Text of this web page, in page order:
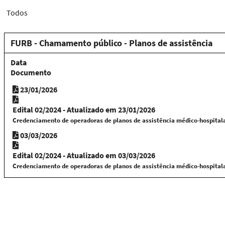
Todos
FURB - Chamamento público - Planos de assistência
Data
Documento
23/01/2026
Edital 02/2024 - Atualizado em 23/01/2026
Credenciamento de operadoras de planos de assistência médico-
03/03/2026
Edital 02/2024 - Atualizado em 03/03/2026
Credenciamento de operadoras de planos de assistência médico-